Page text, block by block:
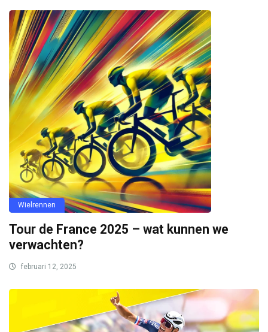
Wielrennen
Tour de France 2025 – wat kunnen we
verwachten?
februari 12, 2025